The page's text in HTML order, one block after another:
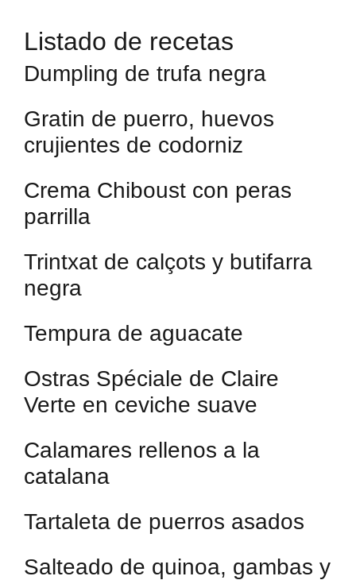
Listado de recetas
Dumpling de trufa negra
Gratin de puerro, huevos
crujientes de codorniz
Crema Chiboust con peras
parrilla
Trintxat de calçots y butifarra
negra
Tempura de aguacate
Ostras Spéciale de Claire
Verte en ceviche suave
Calamares rellenos a la
catalana
Tartaleta de puerros asados
Salteado de quinoa, gambas y